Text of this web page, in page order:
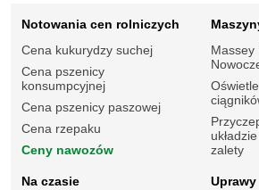
Notowania cen rolniczych
Cena kukurydzy suchej
Cena pszenicy
konsumpcyjnej
Cena pszenicy paszowej
Cena rzepaku
Ceny nawozów
Massey
zalety
Na czasie
Uprawy